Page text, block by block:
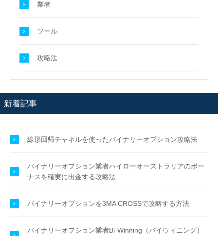
業者
ツール
攻略法
新着記事
線形回帰チャネルを使ったバイナリーオプション攻略法
バイナリーオプション業者ハイローオーストラリアのボー
ナスを確実に出金する攻略法
バイナリーオプションを3MA CROSSで攻略する方法
バイナリーオプション業者Bi-Winning（バイウィニング）